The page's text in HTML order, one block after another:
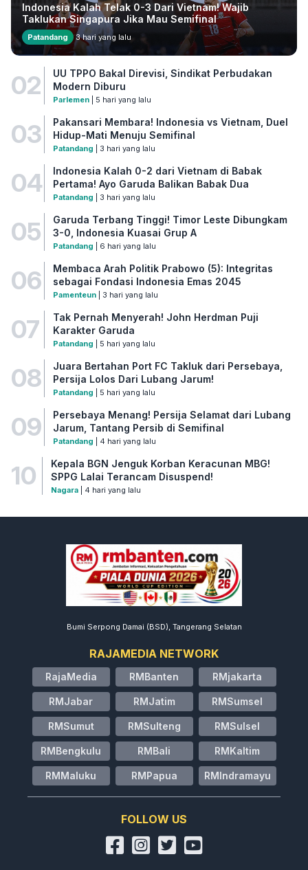
Indonesia Kalah Telak 0-3 Dari Vietnam! Wajib
Taklukan Singapura Jika Mau Semifinal
Patandang 3 hari yang lalu
02
UU TPPO Bakal Direvisi, Sindikat Perbudakan
Modern Diburu
Parlemen| 5 hari yang lalu
03
Pakansari Membara! Indonesia vs Vietnam, Duel
Hidup-Mati Menuju Semifinal
Patandang | 3 hari yang lalu
04
Indonesia Kalah 0-2 dari Vietnam di Babak
Pertama! Ayo Garuda Balikan Babak Dua
Patandang | 3 hari yang lalu
05
Garuda Terbang Tinggi! Timor Leste Dibungkam
3-0, Indonesia Kuasai Grup A
Patandang | 6 hari yang lalu
06
Membaca Arah Politik Prabowo (5): Integritas
sebagai Fondasi Indonesia Emas 2045
Pamenteun| 3 hari yang lalu
07
Tak Pernah Menyerah! John Herdman Puji
Karakter Garuda
Patandang | 5 hari yang lalu
08
Juara Bertahan Port FC Takluk dari Persebaya,
Persija Lolos Dari Lubang Jarum!
Patandang | 5 hari yang lalu
09
Persebaya Menang! Persija Selamat dari Lubang
Jarum, Tantang Persib di Semifinal
Patandang | 4 hari yang lalu
10
Kepala BGN Jenguk Korban Keracunan MBG!
SPPG Lalai Terancam Disuspend!
Nagara| 4 hari yang lalu
Bumi Serpong Damai (BSD), Tangerang Selatan
RAJAMEDIA NETWORK
RajaMedia RMBanten RMjakarta
RMJabar RMJatim RMSumsel
RMSumut RMSulteng RMSulsel
RMBengkulu RMBali RMKaltim
RMMaluku RMPapua RMIndramayu
FOLLOW US